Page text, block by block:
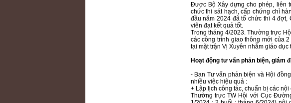
Được Bộ Xây dựng cho phép, liên
chức thi sát hạch, cấp chứng chỉ
đầu năm 2024 đã tổ chức thi 4 đợt,
viên đạt kết quả tốt.
Trong tháng 4/2023. Thường trực
các công trình giao thông mới của
tại mặt trận Vị Xuyên nhằm giáo
Hoạt động tư vấn phản biện, giám
- Ban Tư vấn phản biện và Hội
nhiều việc hiệu quả :
+ Lập lịch công tác, chuẩn bị các
Thường trực TW Hội với Cục